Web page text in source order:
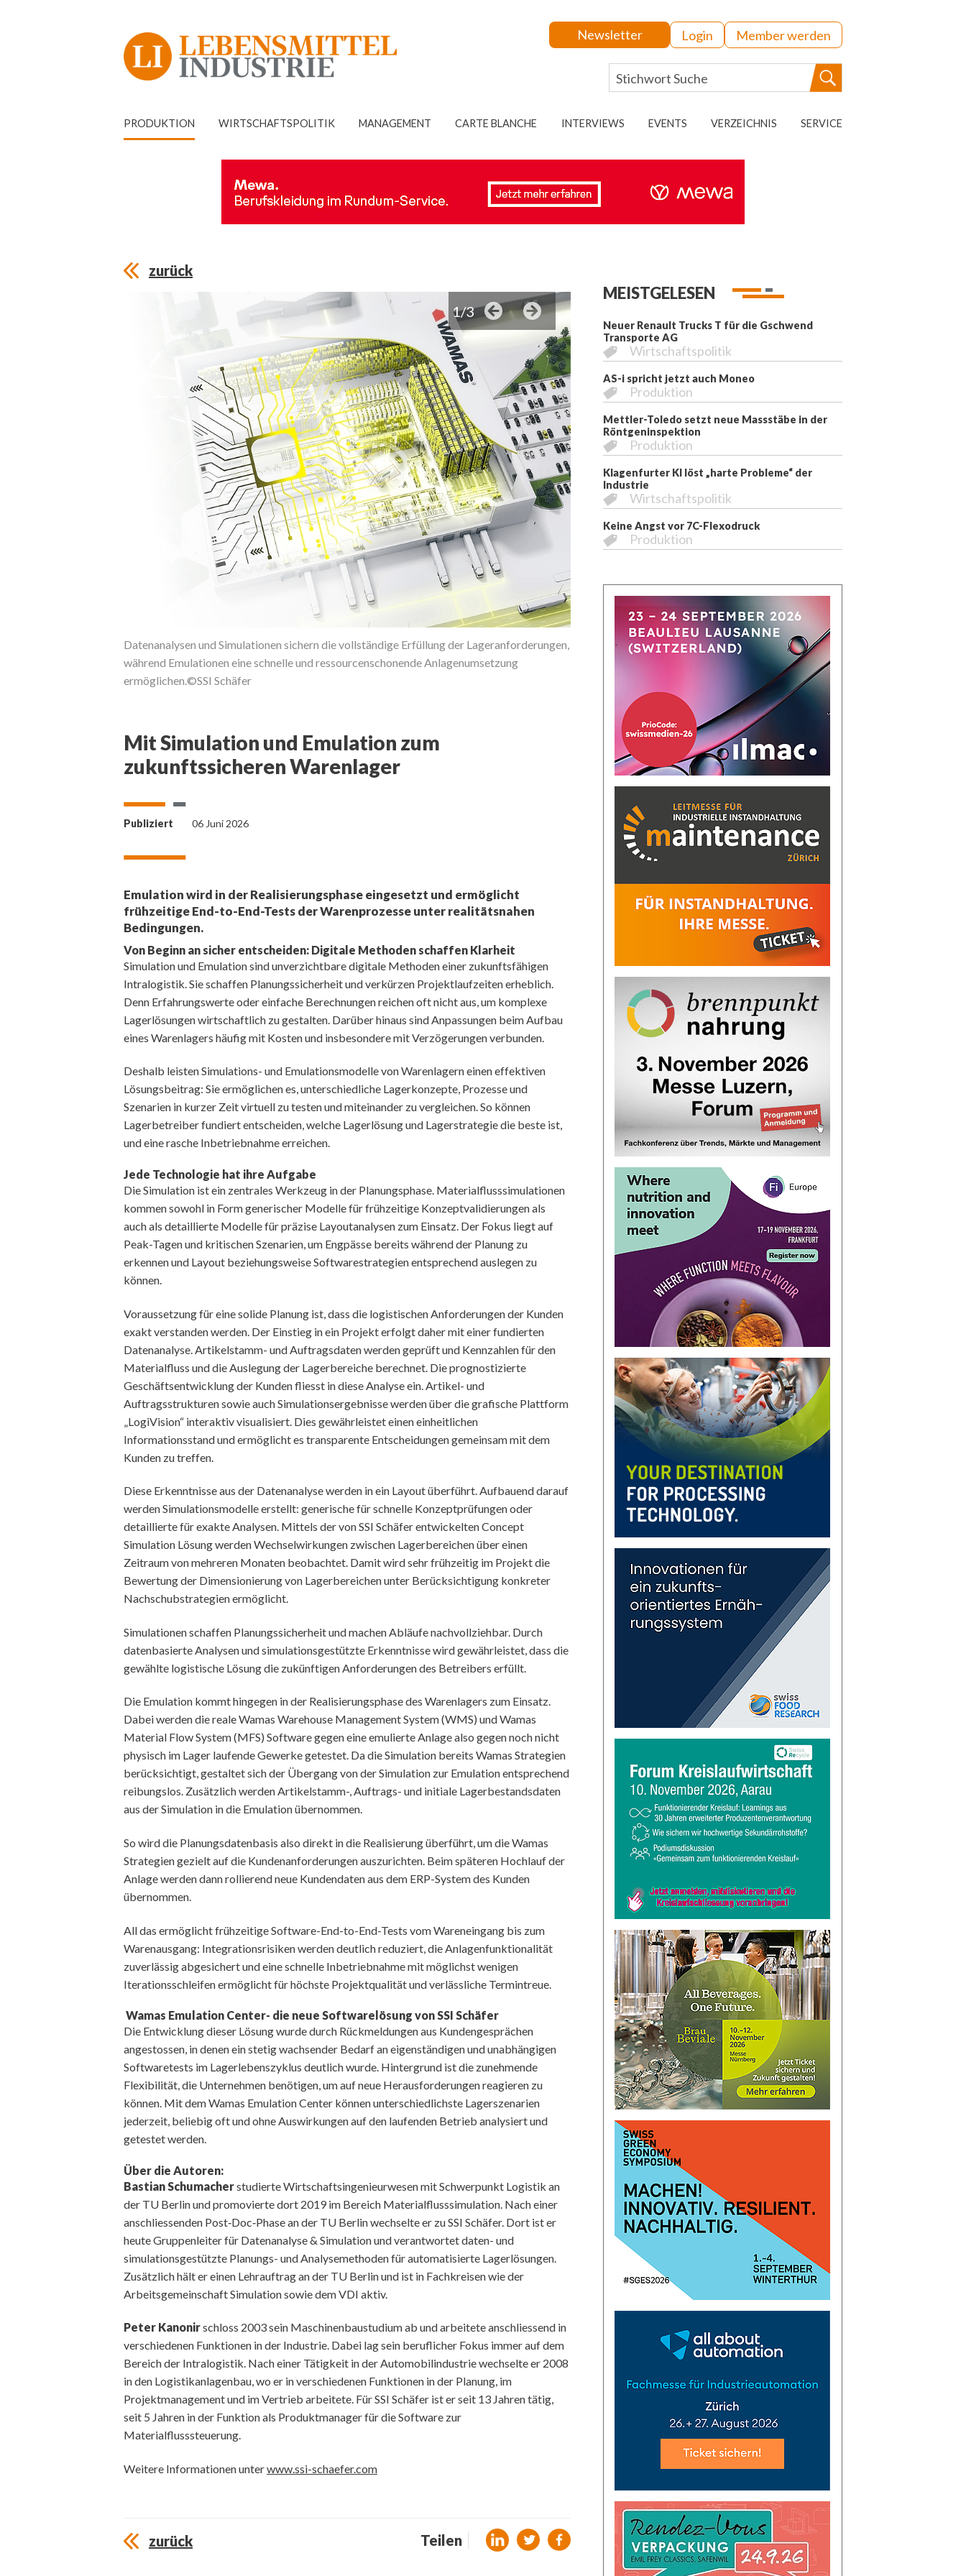
Newsletter Login Member werden
PRODUKTION WIRTSCHAFTSPOLITIK MANAGEMENT CARTE BLANCHE INTERVIEWS EVENTS VERZEICHNIS SERVICE
zurück
Datenanalysen und Simulationen sichern die vollständige Erfüllung der Lageranforderungen,
während Emulationen eine schnelle und ressourcenschonende Anlagenumsetzung
ermöglichen.©SSI Schäfer
Bastian Schumacher, Gruppenleiter Datenanalyse & Simulation bei SSI Schäfer
1/3
Mit Simulation und Emulation zum
zukunftssicheren Warenlager
Publiziert 06 Juni 2026
Emulation wird in der Realisierungsphase eingesetzt und ermöglicht
frühzeitige End-to-End-Tests der Warenprozesse unter realitätsnahen
Bedingungen.
Von Beginn an sicher entscheiden: Digitale Methoden schaffen Klarheit
Simulation und Emulation sind unverzichtbare digitale Methoden einer zukunftsfähigen
Intralogistik. Sie schaffen Planungssicherheit und verkürzen Projektlaufzeiten erheblich.
Denn Erfahrungswerte oder einfache Berechnungen reichen oft nicht aus, um komplexe
Lagerlösungen wirtschaftlich zu gestalten. Darüber hinaus sind Anpassungen beim Aufbau
eines Warenlagers häufig mit Kosten und insbesondere mit Verzögerungen verbunden.
Deshalb leisten Simulations- und Emulationsmodelle von Warenlagern einen effektiven
Lösungsbeitrag: Sie ermöglichen es, unterschiedliche Lagerkonzepte, Prozesse und
Szenarien in kurzer Zeit virtuell zu testen und miteinander zu vergleichen. So können
Lagerbetreiber fundiert entscheiden, welche Lagerlösung und Lagerstrategie die beste ist,
und eine rasche Inbetriebnahme erreichen.
Jede Technologie hat ihre Aufgabe
Die Simulation ist ein zentrales Werkzeug in der Planungsphase. Materialflusssimulationen
kommen sowohl in Form generischer Modelle für frühzeitige Konzeptvalidierungen als
auch als detaillierte Modelle für präzise Layoutanalysen zum Einsatz. Der Fokus liegt auf
Peak-Tagen und kritischen Szenarien, um Engpässe bereits während der Planung zu
erkennen und Layout beziehungsweise Softwarestrategien entsprechend auslegen zu
können.
Voraussetzung für eine solide Planung ist, dass die logistischen Anforderungen der Kunden
exakt verstanden werden. Der Einstieg in ein Projekt erfolgt daher mit einer fundierten
Datenanalyse. Artikelstamm- und Auftragsdaten werden geprüft und Kennzahlen für den
Materialfluss und die Auslegung der Lagerbereiche berechnet. Die prognostizierte
Geschäftsentwicklung der Kunden fliesst in diese Analyse ein. Artikel- und
Auftragsstrukturen sowie auch Simulationsergebnisse werden über die grafische Plattform
„LogiVision“ interaktiv visualisiert. Dies gewährleistet einen einheitlichen
Informationsstand und ermöglicht es transparente Entscheidungen gemeinsam mit dem
Kunden zu treffen.
Diese Erkenntnisse aus der Datenanalyse werden in ein Layout überführt. Aufbauend darauf
werden Simulationsmodelle erstellt: generische für schnelle Konzeptprüfungen oder
detaillierte für exakte Analysen. Mittels der von SSI Schäfer entwickelten Concept
Simulation Lösung werden Wechselwirkungen zwischen Lagerbereichen über einen
Zeitraum von mehreren Monaten beobachtet. Damit wird sehr frühzeitig im Projekt die
Bewertung der Dimensionierung von Lagerbereichen unter Berücksichtigung konkreter
Nachschubstrategien ermöglicht.
Simulationen schaffen Planungssicherheit und machen Abläufe nachvollziehbar. Durch
datenbasierte Analysen und simulationsgestützte Erkenntnisse wird gewährleistet, dass die
gewählte logistische Lösung die zukünftigen Anforderungen des Betreibers erfüllt.
Die Emulation kommt hingegen in der Realisierungsphase des Warenlagers zum Einsatz.
Dabei werden die reale Wamas Warehouse Management System (WMS) und Wamas
Material Flow System (MFS) Software gegen eine emulierte Anlage also gegen noch nicht
physisch im Lager laufende Gewerke getestet. Da die Simulation bereits Wamas Strategien
berücksichtigt, gestaltet sich der Übergang von der Simulation zur Emulation entsprechend
reibungslos. Zusätzlich werden Artikelstamm-, Auftrags- und initiale Lagerbestandsdaten
aus der Simulation in die Emulation übernommen.
So wird die Planungsdatenbasis also direkt in die Realisierung überführt, um die Wamas
Strategien gezielt auf die Kundenanforderungen auszurichten. Beim späteren Hochlauf der
Anlage werden dann rollierend neue Kundendaten aus dem ERP-System des Kunden
übernommen.
All das ermöglicht frühzeitige Software-End-to-End-Tests vom Wareneingang bis zum
Warenausgang: Integrationsrisiken werden deutlich reduziert, die Anlagenfunktionalität
zuverlässig abgesichert und eine schnelle Inbetriebnahme mit möglichst wenigen
Iterationsschleifen ermöglicht für höchste Projektqualität und verlässliche Termintreue.
Wamas Emulation Center- die neue Softwarelösung von SSI Schäfer
Die Entwicklung dieser Lösung wurde durch Rückmeldungen aus Kundengesprächen
angestossen, in denen ein stetig wachsender Bedarf an eigenständigen und unabhängigen
Softwaretests im Lagerlebenszyklus deutlich wurde. Hintergrund ist die zunehmende
Flexibilität, die Unternehmen benötigen, um auf neue Herausforderungen reagieren zu
können. Mit dem Wamas Emulation Center können unterschiedlichste Lagerszenarien
jederzeit, beliebig oft und ohne Auswirkungen auf den laufenden Betrieb analysiert und
getestet werden.
Über die Autoren:
Bastian Schumacherstudierte Wirtschaftsingenieurwesen mit Schwerpunkt Logistik an
der TU Berlin und promovierte dort 2019 im Bereich Materialflusssimulation. Nach einer
anschliessenden Post‑Doc‑Phase an der TU Berlin wechselte er zu SSI Schäfer. Dort ist er
heute Gruppenleiter für Datenanalyse & Simulation und verantwortet daten- und
simulationsgestützte Planungs- und Analysemethoden für automatisierte Lagerlösungen.
Zusätzlich hält er einen Lehrauftrag an der TU Berlin und ist in Fachkreisen wie der
Arbeitsgemeinschaft Simulation sowie dem VDI aktiv.
Peter Kanonirschloss 2003 sein Maschinenbaustudium ab und arbeitete anschliessend in
verschiedenen Funktionen in der Industrie. Dabei lag sein beruflicher Fokus immer auf dem
Bereich der Intralogistik. Nach einer Tätigkeit in der Automobilindustrie wechselte er 2008
in den Logistikanlagenbau, wo er in verschiedenen Funktionen in der Planung, im
Projektmanagement und im Vertrieb arbeitete. Für SSI Schäfer ist er seit 13 Jahren tätig,
seit 5 Jahren in der Funktion als Produktmanager für die Software zur
Materialflusssteuerung.
Weitere Informationen unterwww.ssi-schaefer.com
zurück Teilen
MEISTGELESEN
Neuer Renault Trucks T für die Gschwend
Transporte AG
Wirtschaftspolitik
AS-i spricht jetzt auch Moneo
Produktion
Mettler-Toledo setzt neue Massstäbe in der
Röntgeninspektion
Produktion
Klagenfurter KI löst „harte Probleme“ der
Industrie
Wirtschaftspolitik
Keine Angst vor 7C-Flexodruck
Produktion